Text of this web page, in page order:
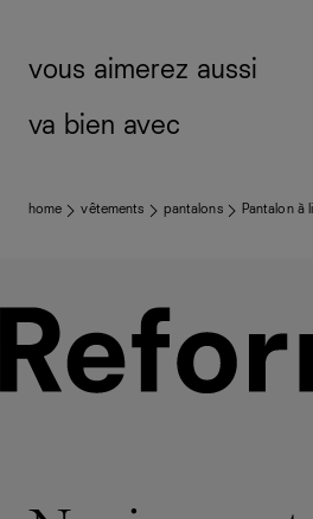
vous aimerez aussi
va bien avec
home vêtements pantalons Pantalon à